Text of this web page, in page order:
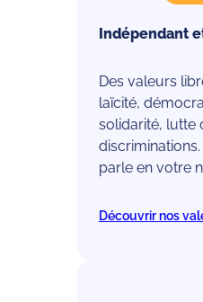
Indépendant
Des valeurs
laïcité,
solidarité, lutte
parle en votre
Découvrir nos